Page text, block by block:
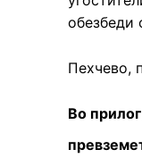
обезбеди
Пехчево,
Во